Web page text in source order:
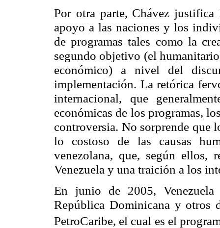
Por otra parte, Chávez justifica
apoyo a las naciones y los
de programas tales como la
segundo objetivo (el
económico) a nivel del
implementación. La retórica
internacional, que
económicas de los programas,
controversia. No sorprende que
lo costoso de las causas
venezolana, que, según ellos,
Venezuela y una traición a los
En junio de 2005,
República Dominicana y otros
PetroCaribe, el cual es el